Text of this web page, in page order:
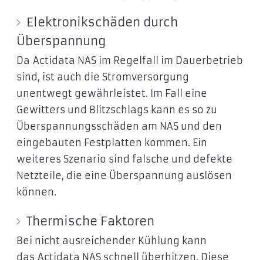
Elektronikschäden durch
Überspannung
Da Actidata NAS im Regelfall im Dauerbetrieb
sind, ist auch die Stromversorgung
unentwegt gewährleistet. Im Fall eine
Gewitters und Blitzschlags kann es so zu
Überspannungsschäden am NAS und den
eingebauten Festplatten kommen. Ein
weiteres Szenario sind falsche und defekte
Netzteile, die eine Überspannung auslösen
können.
Thermische Faktoren
Bei nicht ausreichender Kühlung kann
das Actidata NAS schnell überhitzen. Diese